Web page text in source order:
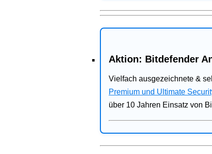
Aktion: Bitdefender
Vielfach ausgezeichnete &
Premium und Ultimate
über 10 Jahren Einsatz von